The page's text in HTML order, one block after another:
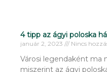
4 tipp az ágyi poloska
január 2, 2023 Nincs
Városi legendaként ma
miszerint az ágyi